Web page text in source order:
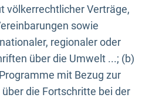
völkerrechtlicher Verträge,
sowie
regionaler oder
über die Umwelt ...; (b)
mit Bezug zur
die Fortschritte bei der